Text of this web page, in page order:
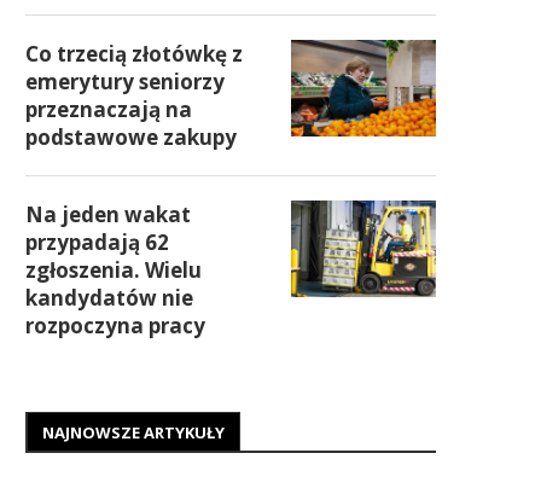
Co trzecią złotówkę z
emerytury seniorzy
przeznaczają na
podstawowe zakupy
Na jeden wakat
przypadają 62
zgłoszenia. Wielu
kandydatów nie
rozpoczyna pracy
NAJNOWSZE ARTYKUŁY